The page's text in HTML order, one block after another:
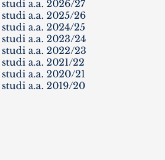
a.a. 2026/27
a.a. 2025/26
a.a. 2024/25
a.a. 2023/24
a.a. 2022/23
a.a. 2021/22
a.a. 2020/21
a.a. 2019/20